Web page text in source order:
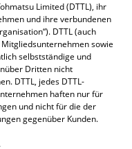
Limited (DTTL), ihr
und ihre verbundenen
DTTL (auch
sowie
selbstständige und
Dritten nicht
DTTL, jedes DTTL-
haften nur für
und nicht für die der
gegenüber Kunden.
.